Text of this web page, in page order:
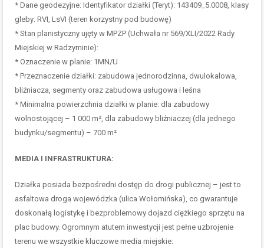
* Dane geodezyjne: Identyfikator działki (Teryt): 143409_5.0008, klasy
gleby: RVI, LsVI (teren korzystny pod budowę)
* Stan planistyczny ujęty w MPZP (Uchwała nr 569/XLI/2022 Rady
Miejskiej w Radzyminie):
* Oznaczenie w planie: 1MN/U
* Przeznaczenie działki: zabudowa jednorodzinna, dwulokalowa,
bliźniacza, segmenty oraz zabudowa usługowa i leśna
* Minimalna powierzchnia działki w planie: dla zabudowy
wolnostojącej – 1 000 m², dla zabudowy bliźniaczej (dla jednego
budynku/segmentu) – 700 m²
MEDIA I INFRASTRUKTURA:
Działka posiada bezpośredni dostęp do drogi publicznej – jest to
asfaltowa droga wojewódzka (ulica Wołomińska), co gwarantuje
doskonałą logistykę i bezproblemowy dojazd ciężkiego sprzętu na
plac budowy. Ogromnym atutem inwestycji jest pełne uzbrojenie
terenu we wszystkie kluczowe media miejskie: